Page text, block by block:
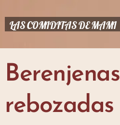
LAS COMIDITAS DE MAMI
Berenjenas
rebozadas